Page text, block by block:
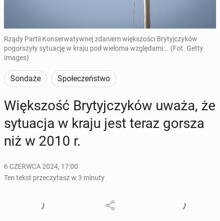
Rządy Partii Konserwatywnej zdaniem większości Brytyjczyków
pogorszyły sytuację w kraju pod wieloma względami... (Fot. Getty
Images)
Sondaże Społeczeństwo
Więk­szość Bry­tyj­czy­ków uważa, że
​​sy­tu­acja w kraju jest teraz gorsza
niż w 2010 r.
6 CZERWCA 2024, 17:00
Ten tekst przeczytasz w 3 minuty